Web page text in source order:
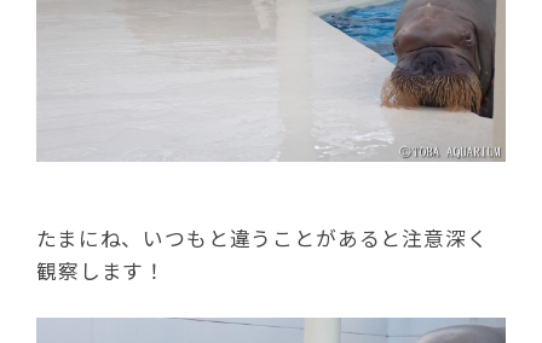
たまにね、いつもと違うことがあると注意深く
観察します！